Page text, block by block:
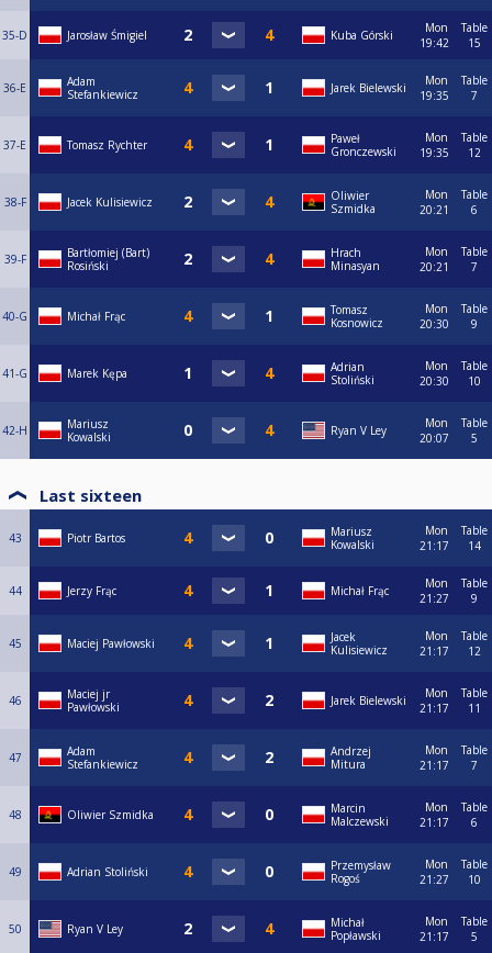
35-D Jarosław Śmigiel Kuba Górski
Mon
19:42
Table
15
36-E
Adam
Stefankiewicz
Jarek Bielewski
Mon
19:35
Table
7
37-E Tomasz Rychter
Paweł
Gronczewski
Mon
19:35
Table
12
38-F Jacek Kulisiewicz
Oliwier
Szmidka
Mon
20:21
Table
6
39-F
Bartłomiej (Bart)
Rosiński
Hrach
Minasyan
Mon
20:21
Table
7
40-G Michał Frąc
Tomasz
Kosnowicz
Mon
20:30
Table
9
41-G Marek Kępa
Adrian
Stoliński
Mon
20:30
Table
10
42-H
Mariusz
Kowalski
Ryan V Ley
Mon
20:07
Table
5
Last sixteen
43 Piotr Bartos
Mariusz
Kowalski
Mon
21:17
Table
14
44 Jerzy Frąc Michał Frąc
Mon
21:27
Table
9
45 Maciej Pawłowski
Jacek
Kulisiewicz
Mon
21:17
Table
12
46
Maciej jr
Pawłowski
Jarek Bielewski
Mon
21:17
Table
11
47
Adam
Stefankiewicz
Andrzej
Mitura
Mon
21:17
Table
7
48 Oliwier Szmidka
Marcin
Malczewski
Mon
21:17
Table
6
49 Adrian Stoliński
Przemysław
Rogoś
Mon
21:27
Table
10
50 Ryan V Ley
Michał
Popławski
Mon
21:17
Table
5